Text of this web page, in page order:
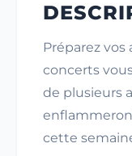
Préparez
concerts
de plusieurs
cette